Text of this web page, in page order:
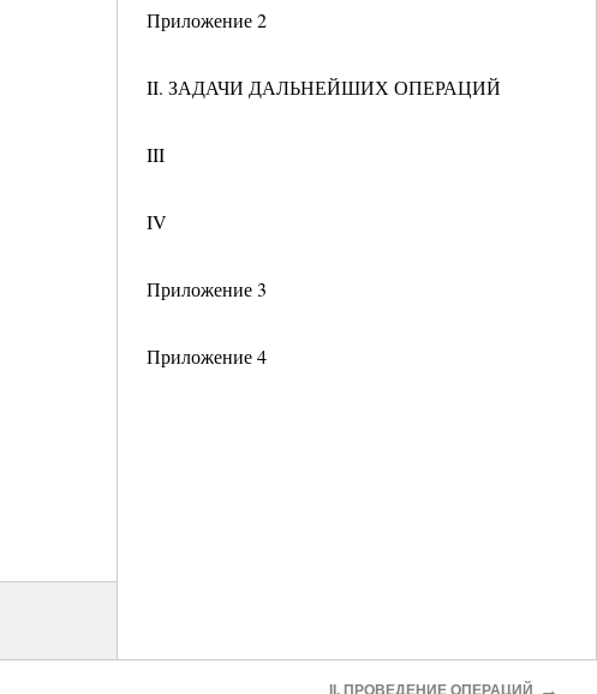
Приложение 2
II. ЗАДАЧИ ДАЛЬНЕЙШИХ ОПЕРАЦИЙ
III
IV
Приложение 3
Приложение 4
II. ПРОВЕДЕНИЕ ОПЕРАЦИЙ →